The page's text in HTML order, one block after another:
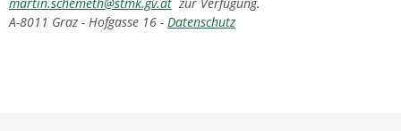
A-8011 Graz - Hofgasse 16 - Datenschutz